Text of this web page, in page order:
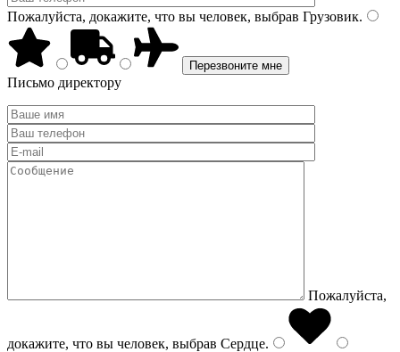
Пожалуйста, докажите, что вы человек, выбрав Грузовик.
Письмо директору
Пожалуйста,
докажите, что вы человек, выбрав Сердце.